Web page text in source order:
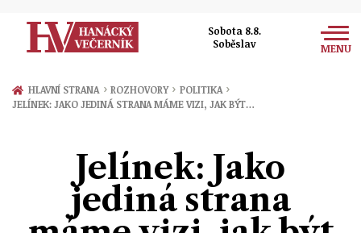
Sobota 8.8.
Soběslav
MENU
Zprávy
Ekonomika
Kultura
Společnost
Ženy
Sport
HLAVNÍ STRANA › ROZHOVORY › POLITIKA ›
JELÍNEK: JAKO JEDINÁ STRANA MÁME VIZI, JAK BÝT…
Jelínek: Jako
jediná strana